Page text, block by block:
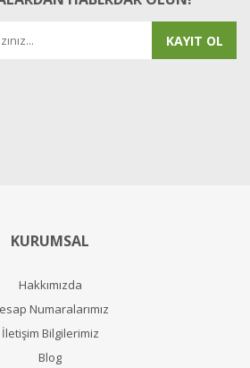
KAYIT OL
KURUMSAL
Hakkımızda
Numaralarımız
İletişim Bilgilerimiz
Blog